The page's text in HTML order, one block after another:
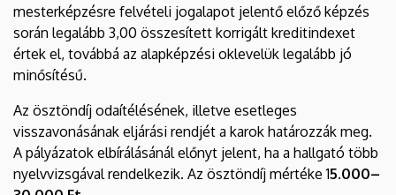
mesterképzésre felvételi jogalapot jelentő előző képzés
során legalább 3,00 összesített korrigált kreditindexet
értek el, továbbá az alapképzési oklevelük legalább jó
minősítésű.
Az ösztöndíj odaítélésének, illetve esetleges
visszavonásának eljárási rendjét a karok határozzák meg.
A pályázatok elbírálásánál előnyt jelent, ha a hallgató több
nyelvvizsgával rendelkezik. Az ösztöndíj mértéke 15.000–